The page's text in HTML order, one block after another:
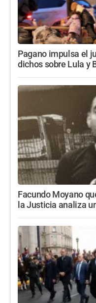
Pagano impulsa el
dichos sobre Lula y
Facundo Moyano
la Justicia analiza